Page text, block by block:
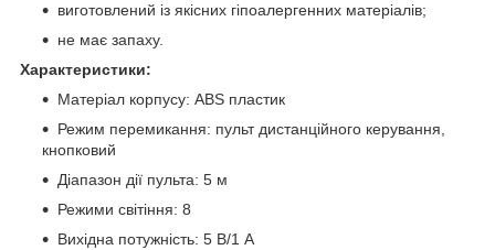
виготовлений із якісних гіпоалергенних матеріалів;
не має запаху.
Характеристики:
Матеріал корпусу: ABS пластик
Режим перемикання: пульт дистанційного керування,
кнопковий
Діапазон дії пульта: 5 м
Режими світіння: 8
Вихідна потужність: 5 В/1 А